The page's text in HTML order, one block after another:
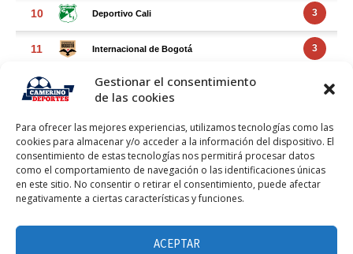
Gestionar el consentimiento
de las cookies
Para ofrecer las mejores experiencias, utilizamos tecnologías como las
cookies para almacenar y/o acceder a la información del dispositivo. El
consentimiento de estas tecnologías nos permitirá procesar datos
como el comportamiento de navegación o las identificaciones únicas
en este sitio. No consentir o retirar el consentimiento, puede afectar
negativamente a ciertas características y funciones.
ACEPTAR
FACEBOOK FEED
Facebook Feed
Haz clic para aceptar márketing cookies y